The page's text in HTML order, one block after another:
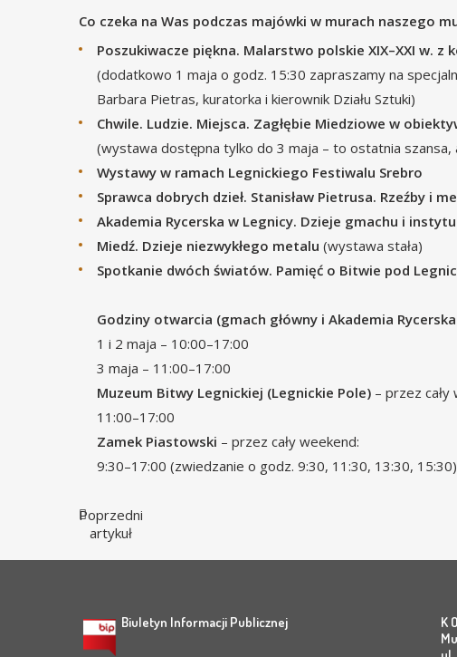
Co czeka na Was podczas majówki w murach naszego
Poszukiwacze piękna. Malarstwo polskie XIX–XXI w. z
(dodatkowo 1 maja o godz. 15:30 zapraszamy na
Barbara Pietras, kuratorka i kierownik Działu Sztuki)
Chwile. Ludzie. Miejsca. Zagłębie Miedziowe w
(wystawa dostępna tylko do 3 maja – to ostatnia szansa,
Wystawy w ramach Legnickiego Festiwalu Srebro
Sprawca dobrych dzieł. Stanisław Pietrusa. Rzeźby i
Akademia Rycerska w Legnicy. Dzieje gmachu i
Miedź. Dzieje niezwykłego metalu (wystawa stała)
Spotkanie dwóch światów. Pamięć o Bitwie pod
Godziny otwarcia (gmach główny i Akademia
1 i 2 maja – 10:00–17:00
3 maja – 11:00–17:00
Muzeum Bitwy Legnickiej (Legnickie Pole) – przez cały
11:00–17:00
Zamek Piastowski – przez cały weekend:
9:30–17:00 (zwiedzanie o godz. 9:30, 11:30, 13:30, 15:30)
Poprzedni
artykuł
Biuletyn Informacji Publicznej
K